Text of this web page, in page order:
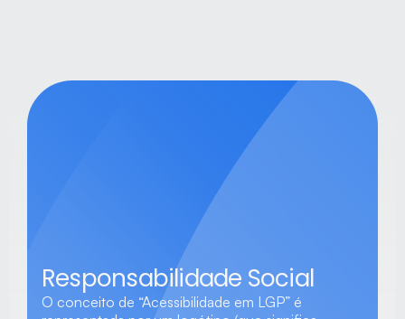
Responsabilidade Social
O conceito de “Acessibilidade em LGP” é